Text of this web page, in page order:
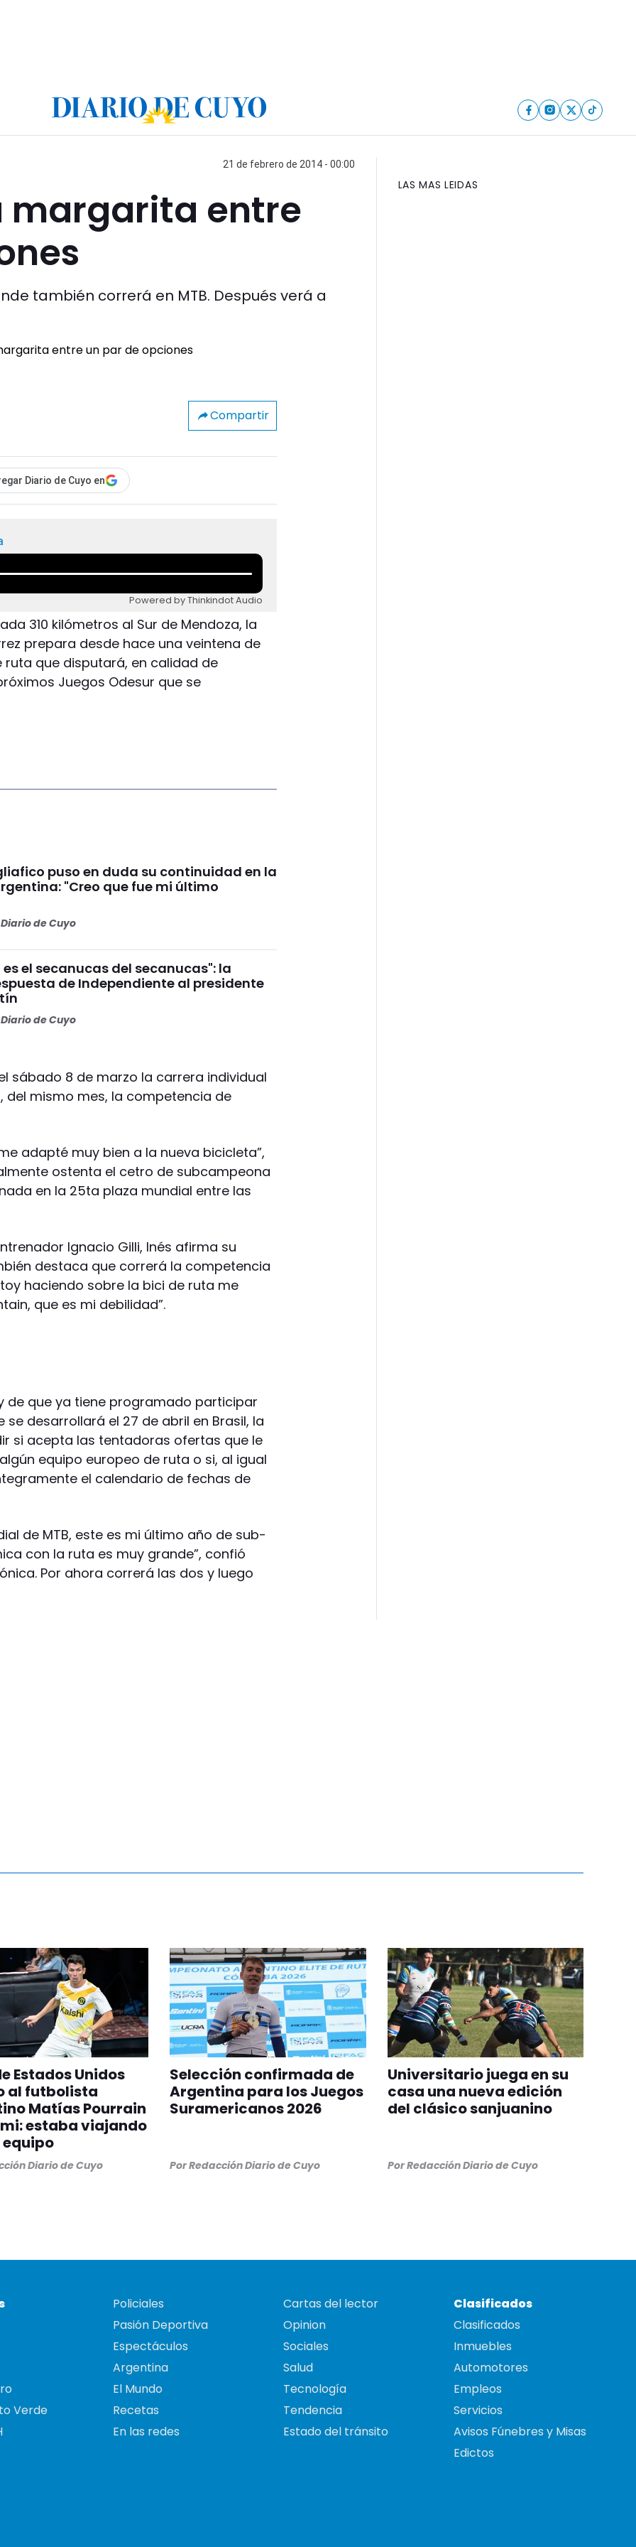
21 de febrero de 2014 - 00:00
margarita entre
también correrá en MTB. Después verá a
Compartir
Diario de Cuyo en
Powered by Thinkindot Audio
310 kilómetros al Sur de Mendoza, la
prepara desde hace una veintena de
que disputará, en calidad de
Juegos Odesur que se
puso en duda su continuidad en la
"Creo que fue mi último
de Cuyo
el secanucas del secanucas": la
de Independiente al presidente
de Cuyo
sábado 8 de marzo la carrera individual
del mismo mes, la competencia de
adapté muy bien a la nueva bicicleta”,
ostenta el cetro de subcampeona
en la 25ta plaza mundial entre las
Ignacio Gilli, Inés afirma su
destaca que correrá la competencia
haciendo sobre la bici de ruta me
que es mi debilidad”.
de que ya tiene programado participar
se desarrollará el 27 de abril en Brasil, la
si acepta las tentadoras ofertas que le
equipo europeo de ruta o si, al igual
el calendario de fechas de
de MTB, este es mi último año de sub-
con la ruta es muy grande”, confió
Por ahora correrá las dos y luego
LAS MAS LEIDAS
Estados Unidos
al futbolista
Matías Pourrain
estaba viajando
equipo
Diario de Cuyo
Selección confirmada de
Argentina para los Juegos
Suramericanos 2026
PorRedacción Diario de Cuyo
Universitario juega en su
casa una nueva edición
del clásico sanjuanino
PorRedacción Diario de Cuyo
Verde
Policiales
Pasión Deportiva
Espectáculos
Argentina
El Mundo
Recetas
En las redes
Cartas del lector
Opinion
Sociales
Salud
Tecnología
Tendencia
Estado del tránsito
Clasificados
Clasificados
Inmuebles
Automotores
Empleos
Servicios
Avisos Fúnebres y Misas
Edictos